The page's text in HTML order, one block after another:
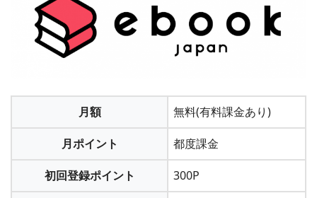
2
月額コース登録もしくはポイントを購入する
月額 無料(有料課金あり)
月ポイント 都度課金
初回登録ポイント 300P